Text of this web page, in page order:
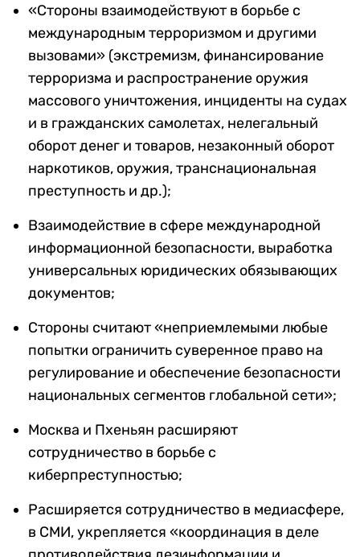
«Стороны взаимодействуют в борьбе с
международным терроризмом и другими
вызовами» (экстремизм, финансирование
терроризма и распространение оружия
массового уничтожения, инциденты на судах
и в гражданских самолетах, нелегальный
оборот денег и товаров, незаконный оборот
наркотиков, оружия, транснациональная
преступность и др.);
Взаимодействие в сфере международной
информационной безопасности, выработка
универсальных юридических обязывающих
документов;
Стороны считают «неприемлемыми любые
попытки ограничить суверенное право на
регулирование и обеспечение безопасности
национальных сегментов глобальной сети»;
Москва и Пхеньян расширяют
сотрудничество в борьбе с
киберпреступностью;
Расширяется сотрудничество в медиасфере,
в СМИ, укрепляется «координация в деле